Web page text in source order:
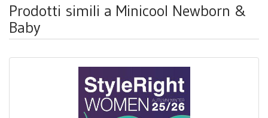
Prodotti simili a Minicool Newborn &
Baby